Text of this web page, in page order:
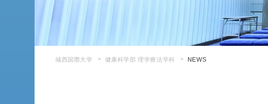
城西国際大学 健康科学部 理学療法学科 NEWS